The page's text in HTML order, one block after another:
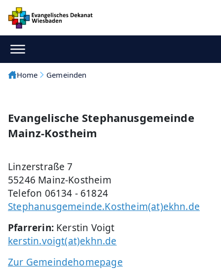
Home Gemeinden
Evangelische Stephanusgemeinde
Mainz-Kostheim
Linzerstraße 7
55246 Mainz-Kostheim
Telefon 06134 - 61824
Stephanusgemeinde.Kostheim(at)ekhn.de
Pfarrerin:Kerstin Voigt
kerstin.voigt(at)ekhn.de
Zur Gemeindehomepage